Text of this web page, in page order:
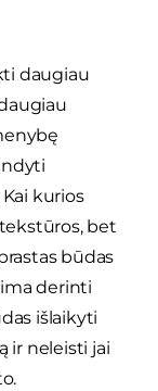
daugiau
kurios
bet
būdas
derinti
išlaikyti
ir neleisti jai